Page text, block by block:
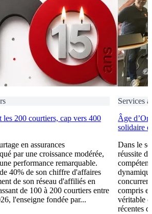
200 courtiers, cap vers 400
en assurances
par une croissance modérée,
performance remarquable.
40% de son chiffre d'affaires
de son réseau d'affiliés en
de 100 à 200 courtiers entre
l'enseigne fondée par...
Services
Âge d’Or
solidaire
Dans le
réussite
compris
véritable
récentes